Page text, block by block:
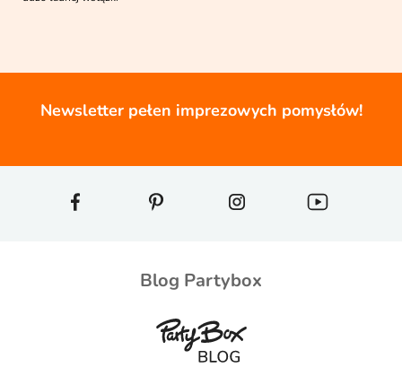
Newsletter pełen imprezowych pomysłów!
Blog Partybox